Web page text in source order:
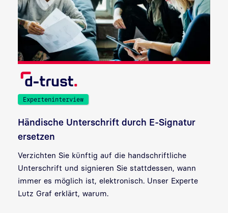
Experteninterview
Händische Unterschrift durch E-Signatur
ersetzen
Verzichten Sie künftig auf die handschriftliche
Unterschrift und signieren Sie stattdessen, wann
immer es möglich ist, elektronisch. Unser Experte
Lutz Graf erklärt, warum.